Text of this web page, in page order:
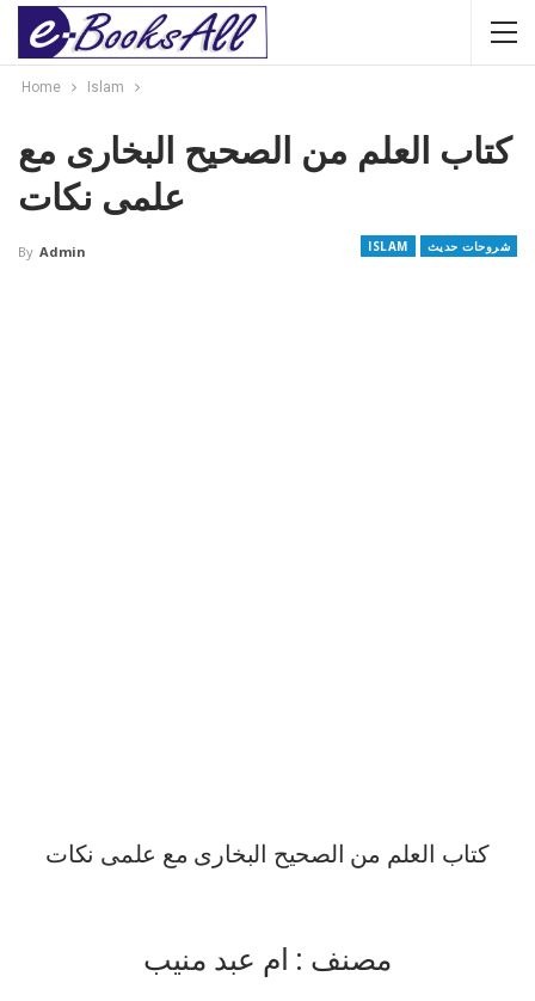
Home Islam
کتاب العلم من الصحیح البخاری مع
علمی نکات
ISLAM شروحات حدیث By Admin
کتاب العلم من الصحیح البخاری مع علمی نکات
مصنف : ام عبد منیب